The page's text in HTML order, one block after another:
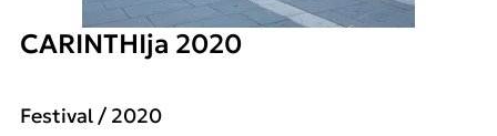
CARINTHIja 2020
Festival/ 2020